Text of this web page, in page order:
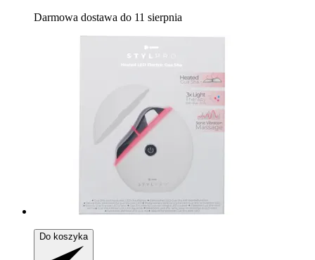
Darmowa dostawa do 11 sierpnia
Do koszyka